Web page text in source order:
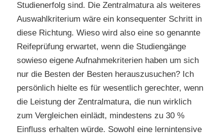
Studienerfolg sind. Die Zentralmatura als weiteres
Auswahlkriterium wäre ein konsequenter Schritt in
diese Richtung. Wieso wird also eine so genannte
Reifeprüfung erwartet, wenn die Studiengänge
sowieso eigene Aufnahmekriterien haben um sich
nur die Besten der Besten herauszusuchen? Ich
persönlich hielte es für wesentlich gerechter, wenn
die Leistung der Zentralmatura, die nun wirklich
zum Vergleichen einlädt, mindestens zu 30 %
Einfluss erhalten würde. Sowohl eine lernintensive